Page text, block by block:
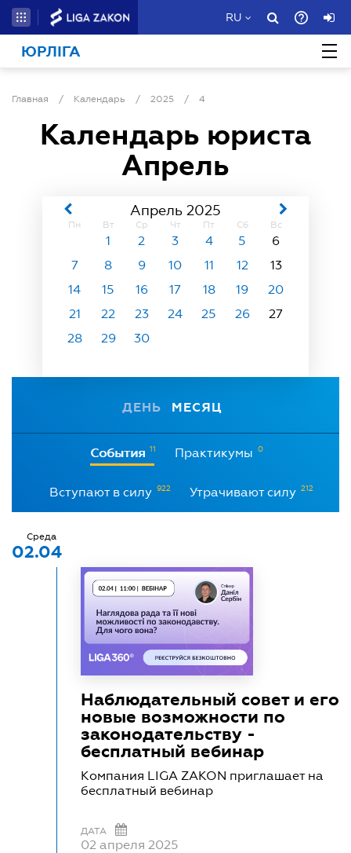
RU
ЮРЛІГА
Главная / Календарь / 2025 / 4
Календарь юриста
Апрель
Апрель 2025
Пн Вт Ср Чт Пт Сб Вс
1 2 3 4 5
6
7
8 9 10 11 12
13
14
15 16 17 18 19
20
21
22 23 24 25 26
27
28
29 30
ДЕНЬ МЕСЯЦ
События 11 Практикумы 0
Вступают в силу 922 Утрачивают силу 212
Среда
02.04
Наблюдательный совет и его
новые возможности по
законодательству -
бесплатный вебинар
Компания LIGA ZAKON приглашает на
бесплатный вебинар
ДАТА
02 апреля 2025